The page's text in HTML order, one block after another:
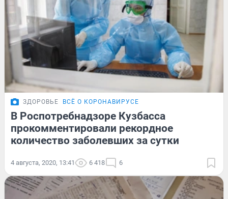
ЗДОРОВЬЕ ВСЁ О КОРОНАВИРУСЕ
В Роспотребнадзоре Кузбасса
прокомментировали рекордное
количество заболевших за сутки
4 августа, 2020, 13:41 6 418 6